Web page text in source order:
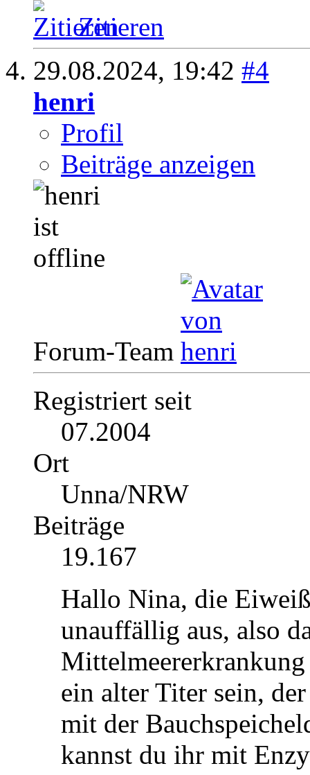
Zitieren
29.08.2024, 19:42 #4
henri
Profil
Beiträge anzeigen
Forum-Team
Registriert seit
07.2004
Ort
Unna/NRW
Beiträge
19.167
Hallo Nina, die
unauffällig aus, also
ein alter Titer sein,
mit der
kannst du ihr mit